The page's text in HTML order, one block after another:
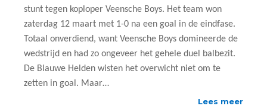
stunt tegen koploper Veensche Boys. Het team won
zaterdag 12 maart met 1-0 na een goal in de eindfase.
Totaal onverdiend, want Veensche Boys domineerde de
wedstrijd en had zo ongeveer het gehele duel balbezit.
De Blauwe Helden wisten het overwicht niet om te
zetten in goal. Maar…
Lees meer